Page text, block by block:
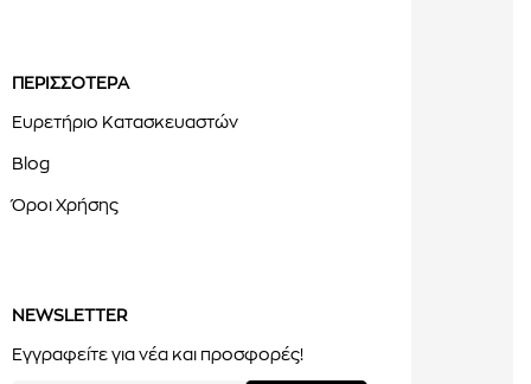
ΠΕΡΙΣΣΟΤΕΡΑ
Ευρετήριο Κατασκευαστών
Blog
Όροι Χρήσης
NEWSLETTER
Εγγραφείτε για νέα και προσφορές!